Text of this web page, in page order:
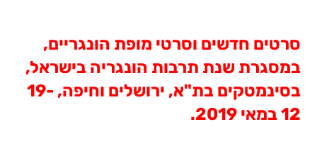
סרטים חדשים וסרטי מופת הונגריים,
במסגרת שנת תרבות הונגריה בישראל,
בסינמטקים בת"א, ירושלים וחיפה, 19-
12 במאי 2019.